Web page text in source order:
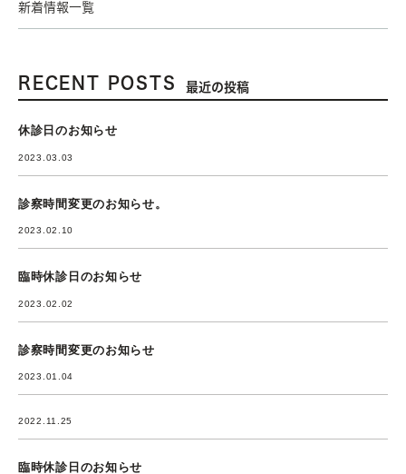
新着情報一覧
RECENT POSTS 最近の投稿
休診日のお知らせ
2023.03.03
診察時間変更のお知らせ。
2023.02.10
臨時休診日のお知らせ
2023.02.02
診察時間変更のお知らせ
2023.01.04
2022.11.25
臨時休診日のお知らせ